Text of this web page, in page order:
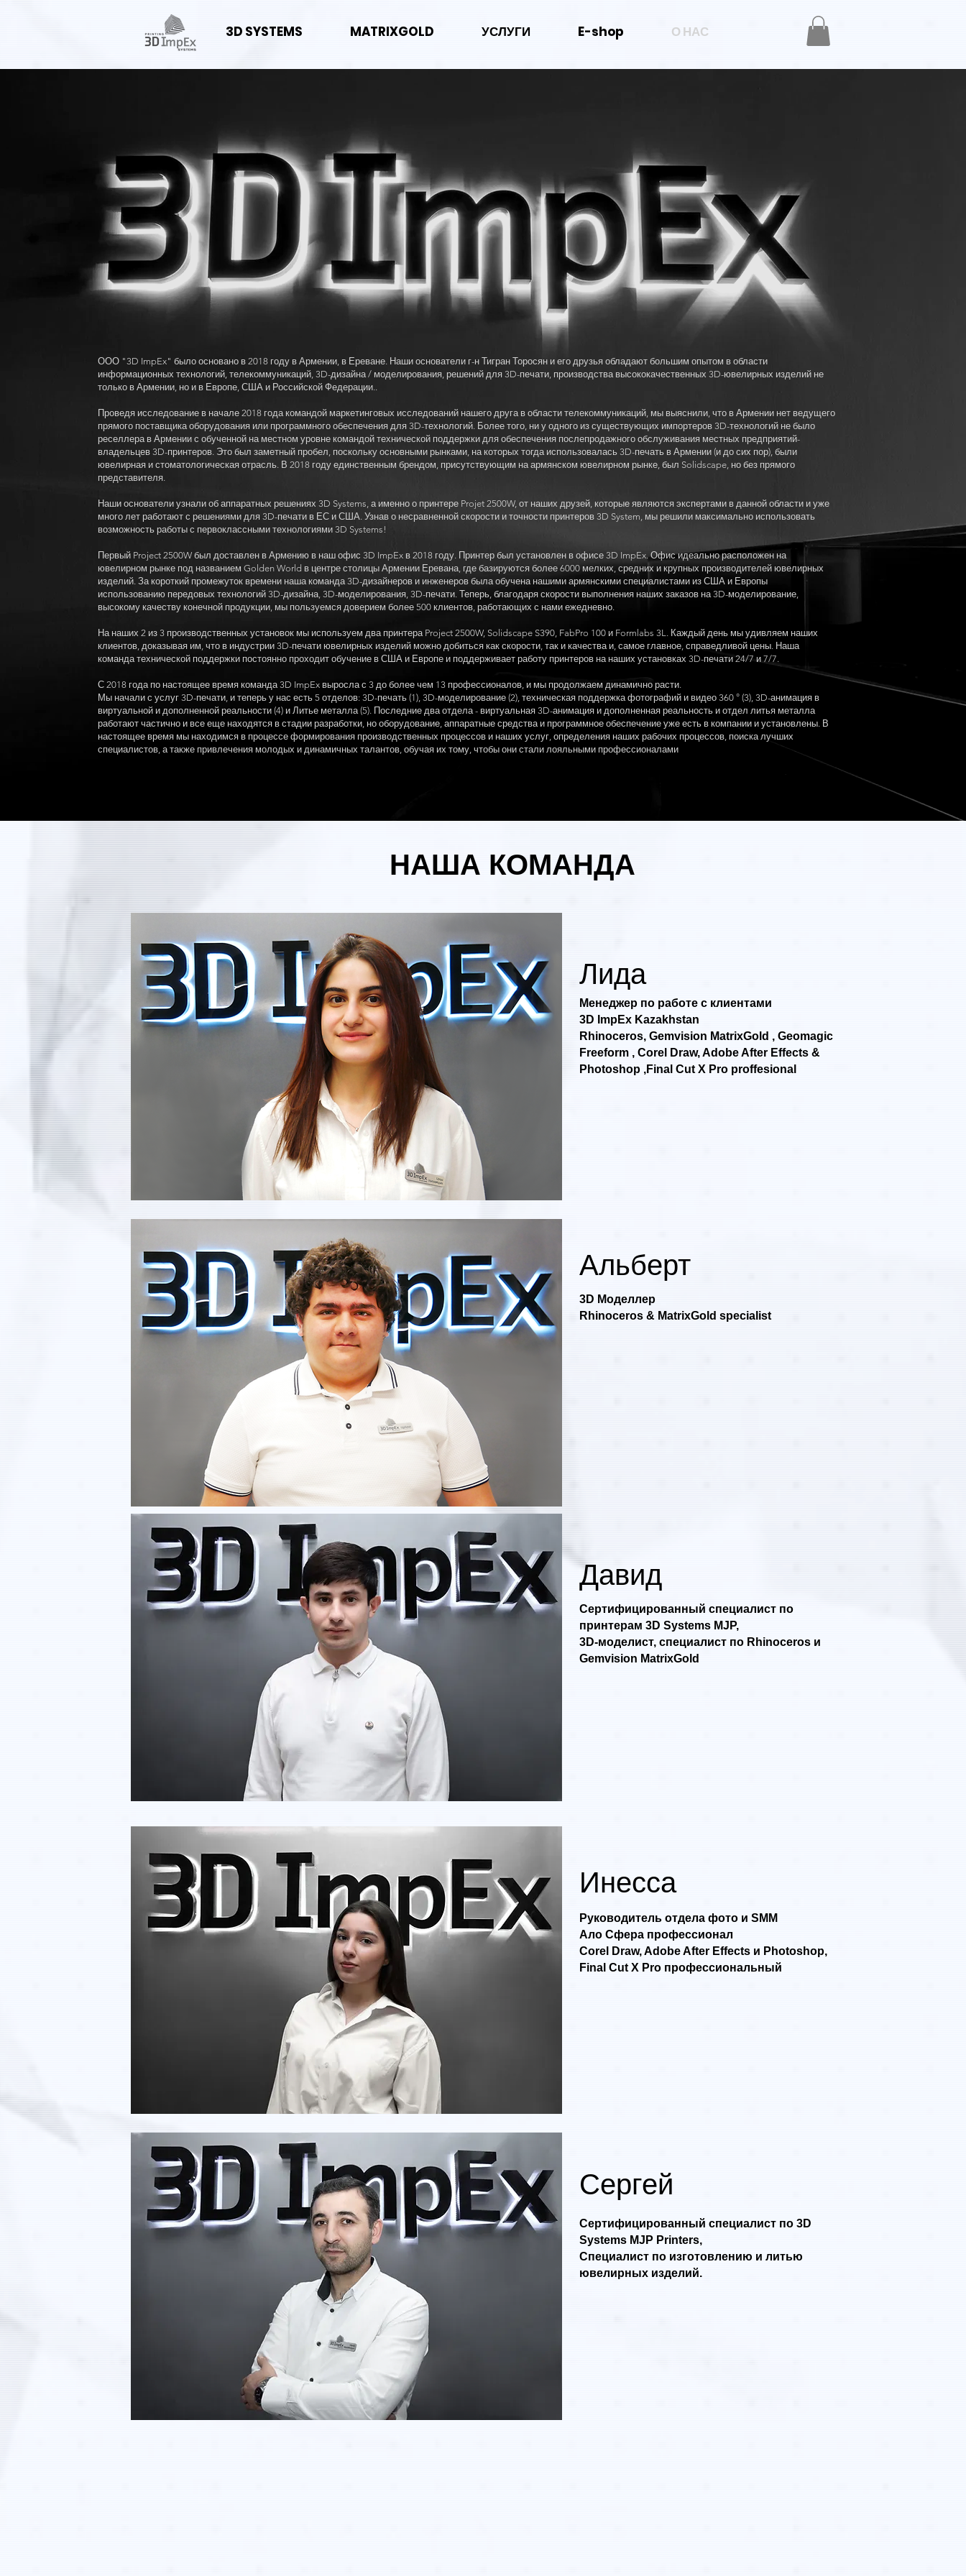
3D SYSTEMS MATRIXGOLD УСЛУГИ E-shop О НАС
ООО "3D ImpEx" было основано в 2018 году в Армении, в Ереване. Наши основатели г-н Тигран Торосян и его друзья обладают большим опытом в области
информационных технологий, телекоммуникаций, 3D-дизайна / моделирования, решений для 3D-печати, производства высококачественных 3D-ювелирных изделий не
только в Армении, но и в Европе, США и Российской Федерации..
Проведя исследование в начале 2018 года командой маркетинговых исследований нашего друга в области телекоммуникаций, мы выяснили, что в Армении нет ведущего
прямого поставщика оборудования или программного обеспечения для 3D-технологий. Более того, ни у одного из существующих импортеров 3D-технологий не было
реселлера в Армении с обученной на местном уровне командой технической поддержки для обеспечения послепродажного обслуживания местных предприятий-
владельцев 3D-принтеров. Это был заметный пробел, поскольку основными рынками, на которых тогда использовалась 3D-печать в Армении (и до сих пор), были
ювелирная и стоматологическая отрасль. В 2018 году единственным брендом, присутствующим на армянском ювелирном рынке, был Solidscape, но без прямого
представителя.
Наши основатели узнали об аппаратных решениях 3D Systems, а именно о принтере Projet 2500W, от наших друзей, которые являются экспертами в данной области и уже
много лет работают с решениями для 3D-печати в ЕС и США. Узнав о несравненной скорости и точности принтеров 3D System, мы решили максимально использовать
возможность работы с первоклассными технологиями 3D Systems!
Первый Project 2500W был доставлен в Армению в наш офис 3D ImpEx в 2018 году. Принтер был установлен в офисе 3D ImpEx. Офис идеально расположен на
ювелирном рынке под названием Golden World в центре столицы Армении Еревана, где базируются более 6000 мелких, средних и крупных производителей ювелирных
изделий. За короткий промежуток времени наша команда 3D-дизайнеров и инженеров была обучена нашими армянскими специалистами из США и Европы
использованию передовых технологий 3D-дизайна, 3D-моделирования, 3D-печати. Теперь, благодаря скорости выполнения наших заказов на 3D-моделирование,
высокому качеству конечной продукции, мы пользуемся доверием более 500 клиентов, работающих с нами ежедневно.
На наших 2 из 3 производственных установок мы используем два принтера Project 2500W, Solidscape S390, FabPro 100 и Formlabs 3L. Каждый день мы удивляем наших
клиентов, доказывая им, что в индустрии 3D-печати ювелирных изделий можно добиться как скорости, так и качества и, самое главное, справедливой цены. Наша
команда технической поддержки постоянно проходит обучение в США и Европе и поддерживает работу принтеров на наших установках 3D-печати 24/7 и 7/7.
С 2018 года по настоящее время команда 3D ImpEx выросла с 3 до более чем 13 профессионалов, и мы продолжаем динамично расти.
Мы начали с услуг 3D-печати, и теперь у нас есть 5 отделов: 3D-печать (1), 3D-моделирование (2), техническая поддержка фотографий и видео 360 ° (3), 3D-анимация в
виртуальной и дополненной реальности (4) и Литье металла (5). Последние два отдела - виртуальная 3D-анимация и дополненная реальность и отдел литья металла
работают частично и все еще находятся в стадии разработки, но оборудование, аппаратные средства и программное обеспечение уже есть в компании и установлены. В
настоящее время мы находимся в процессе формирования производственных процессов и наших услуг, определения наших рабочих процессов, поиска лучших
специалистов, а также привлечения молодых и динамичных талантов, обучая их тому, чтобы они стали лояльными профессионалами
НАША КОМАНДА
Лида
Менеджер по работе с клиентами
3D ImpEx Kazakhstan
Rhinoceros, Gemvision MatrixGold , Geomagic
Freeform , Corel Draw, Adobe After Effects &
Photoshop ,Final Cut X Pro proffesional
Альберт
3D Моделлер
Rhinoceros & MatrixGold specialist
Дaвид
Сертифицированный специалист по
принтерам 3D Systems MJP,
3D-моделист, специалист по Rhinoceros и
Gemvision MatrixGold
Инесса
Руководитель отдела фото и SMM
Ало Сфера профессионал
Corel Draw, Adobe After Effects и Photoshop,
Final Cut X Pro профессиональный
Сергей
Сертифицированный специалист по 3D
Systems MJP Printers,
Специалист по изготовлению и литью
ювелирных изделий.